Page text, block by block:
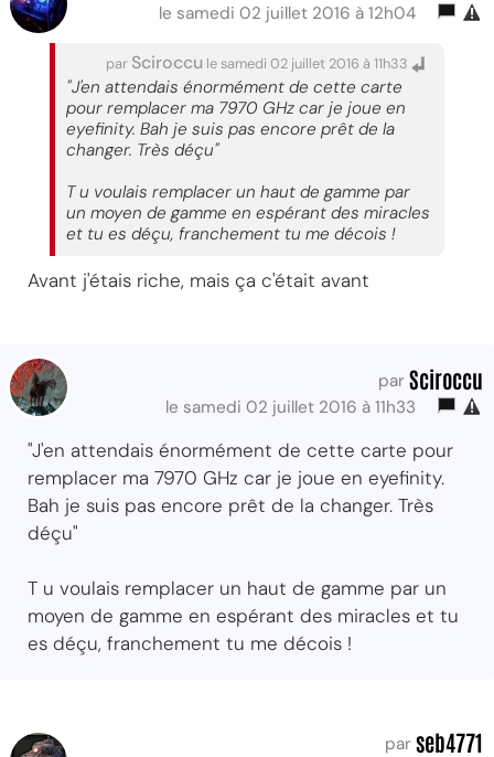
le samedi 02 juillet 2016 à 12h04
par Sciroccu le samedi 02 juillet 2016 à 11h33
"J'en attendais énormément de cette carte
pour remplacer ma 7970 GHz car je joue en
eyefinity. Bah je suis pas encore prêt de la
changer. Très déçu"
T u voulais remplacer un haut de gamme par
un moyen de gamme en espérant des miracles
et tu es déçu, franchement tu me décois !
Avant j'étais riche, mais ça c'était avant
par Sciroccu
le samedi 02 juillet 2016 à 11h33
"J'en attendais énormément de cette carte pour
remplacer ma 7970 GHz car je joue en eyefinity.
Bah je suis pas encore prêt de la changer. Très
déçu"
T u voulais remplacer un haut de gamme par un
moyen de gamme en espérant des miracles et tu
es déçu, franchement tu me décois !
par seb4771